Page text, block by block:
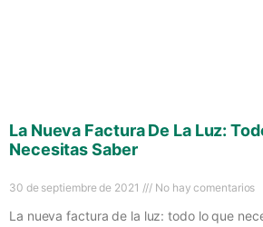
La Nueva Factura De La Luz:
Necesitas Saber
30 de septiembre de 2021 No hay comentarios
La nueva factura de la luz: todo lo que